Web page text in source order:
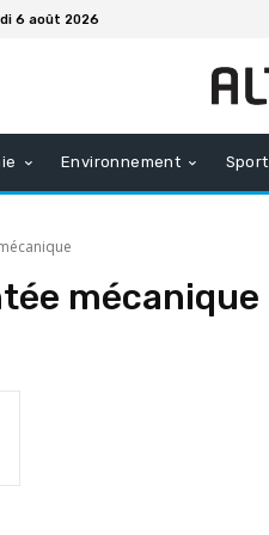
6 août 2026
Environnement Sport
mécanique